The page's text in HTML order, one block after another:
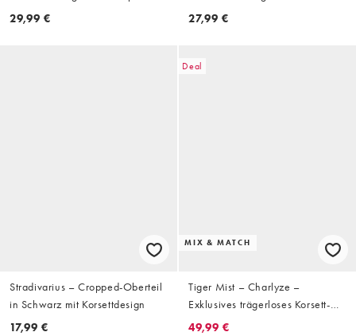
Rosa mit Rüschensaum
29,99 €
Trägern
27,99 €
Stradivarius – Cropped-Oberteil
in Schwarz mit Korsettdesign
17,99 €
Deal
MIX & MATCH
Tiger Mist – Charlyze –
Exklusives trägerloses Korsett-
Oberteil in Aqua mit
49,99 €